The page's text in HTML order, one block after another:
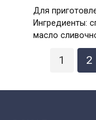
Для
Ингредиенты:
масло
1 2